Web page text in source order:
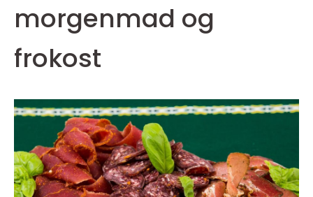
morgenmad og
frokost